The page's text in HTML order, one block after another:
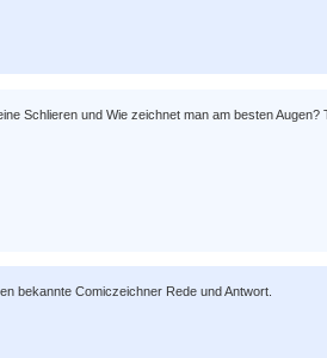
Schlieren und Wie zeichnet man am besten
bekannte Comiczeichner Rede und Antwort.